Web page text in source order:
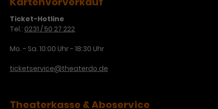
Anbieter
gesetztes Cookie. Bestimmte
gesendet. Solange es gesetzt ist,
Laufzeit
Dieses Cookie wird verwendet, um
Nutzerinteraktionen mit
Remarketing-Funktionen
Ticket-Hotline
Tel.: 0231 / 50 27 222
Mo. - Sa. 10:00 Uhr - 18:30 Uhr
ticketservice@theaterdo.de
Theaterkasse & Aboservice